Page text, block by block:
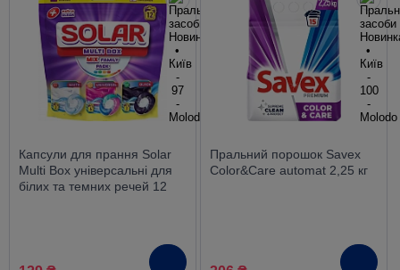
Капсули для прання Solar
Multi Box універсальні для
білих та темних речей 12
Пральний порошок Savex
Color&Care automat 2,25 кг